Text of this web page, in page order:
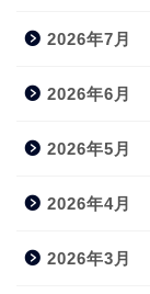
2026年7月
2026年6月
2026年5月
2026年4月
2026年3月